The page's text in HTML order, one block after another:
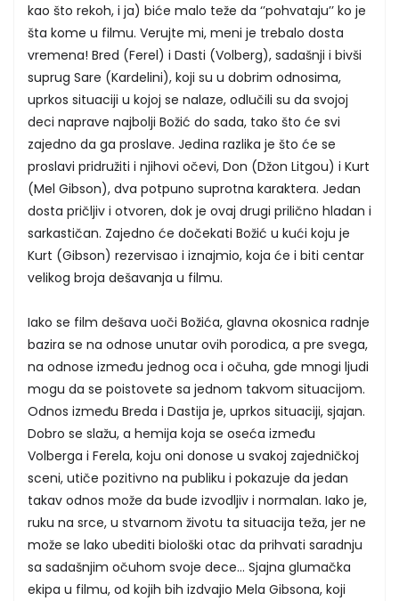
kao što rekoh, i ja) biće malo teže da ‘’pohvataju’’ ko je
šta kome u filmu. Verujte mi, meni je trebalo dosta
vremena! Bred (Ferel) i Dasti (Volberg), sadašnji i bivši
suprug Sare (Kardelini), koji su u dobrim odnosima,
uprkos situaciji u kojoj se nalaze, odlučili su da svojoj
deci naprave najbolji Božić do sada, tako što će svi
zajedno da ga proslave. Jedina razlika je što će se
proslavi pridružiti i njihovi očevi, Don (Džon Litgou) i Kurt
(Mel Gibson), dva potpuno suprotna karaktera. Jedan
dosta pričljiv i otvoren, dok je ovaj drugi prilično hladan i
sarkastičan. Zajedno će dočekati Božić u kući koju je
Kurt (Gibson) rezervisao i iznajmio, koja će i biti centar
velikog broja dešavanja u filmu.
Iako se film dešava uoči Božića, glavna okosnica radnje
bazira se na odnose unutar ovih porodica, a pre svega,
na odnose između jednog oca i očuha, gde mnogi ljudi
mogu da se poistovete sa jednom takvom situacijom.
Odnos između Breda i Dastija je, uprkos situaciji, sjajan.
Dobro se slažu, a hemija koja se oseća između
Volberga i Ferela, koju oni donose u svakoj zajedničkoj
sceni, utiče pozitivno na publiku i pokazuje da jedan
takav odnos može da bude izvodljiv i normalan. Iako je,
ruku na srce, u stvarnom životu ta situacija teža, jer ne
može se lako ubediti biološki otac da prihvati saradnju
sa sadašnjim očuhom svoje dece... Sjajna glumačka
ekipa u filmu, od kojih bih izdvajio Mela Gibsona, koji